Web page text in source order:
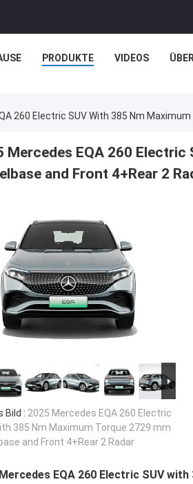
PRODUKTE VIDEOS
260 Electric SUV With 385 Nm
Mercedes EQA 260 Electric
and Front 4+Rear 2
Bild : 2025 Mercedes EQA 260 Electric
385 Nm Maximum Torque 2729 mm
and Front 4+Rear 2 Radar
EQA 260 Electric SUV